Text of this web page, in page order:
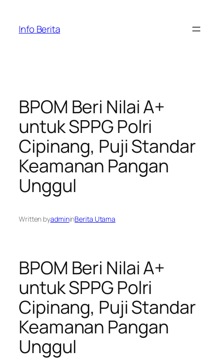
content
Info Berita
BPOM Beri Nilai A+
untuk SPPG Polri
Cipinang, Puji Standar
Keamanan Pangan
Unggul
Written byadmininBerita Utama
BPOM Beri Nilai A+
untuk SPPG Polri
Cipinang, Puji Standar
Keamanan Pangan
Unggul